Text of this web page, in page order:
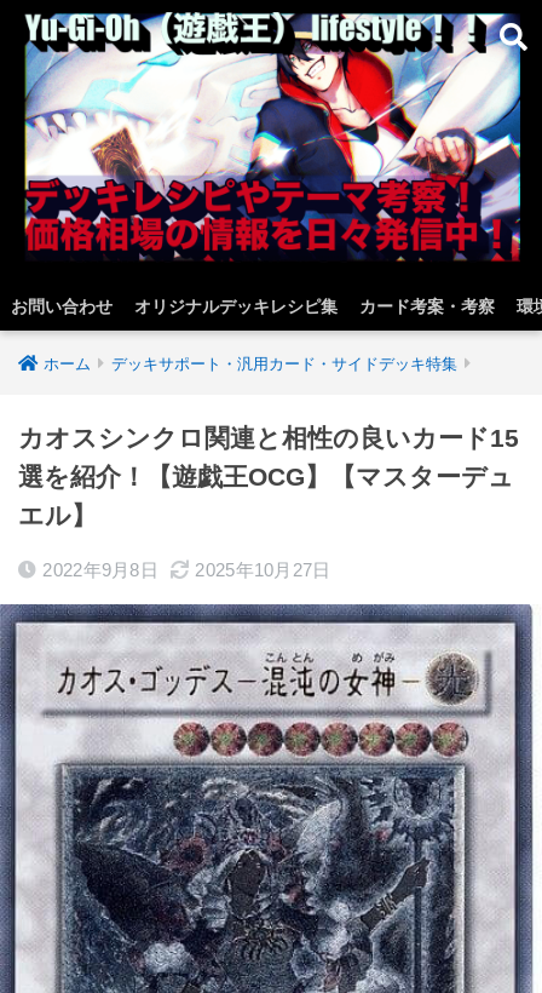
お問い合わせ オリジナルデッキレシピ集 カード考案・考察 環
ホーム デッキサポート・汎用カード・サイドデッキ特集
カオスシンクロ関連と相性の良いカード15
選を紹介！【遊戯王OCG】【マスターデュ
エル】
2022年9月8日 2025年10月27日